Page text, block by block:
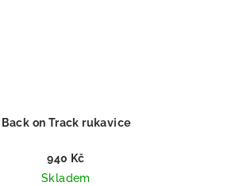
Back on Track rukavice
940 Kč
Skladem